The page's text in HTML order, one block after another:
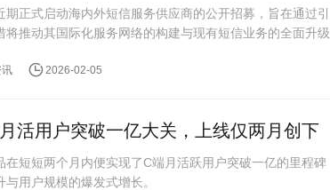
期正式启动海内外短信服务供应商的公开招募，旨在通过
将推动其国际化服务网络的构建与现有短信业务的全面升级
2026-02-05
活用户突破一亿大关，上线仅两月创下
在短短两个月内便实现了C端月活跃用户突破一亿的里程
与用户规模的爆发式增长。